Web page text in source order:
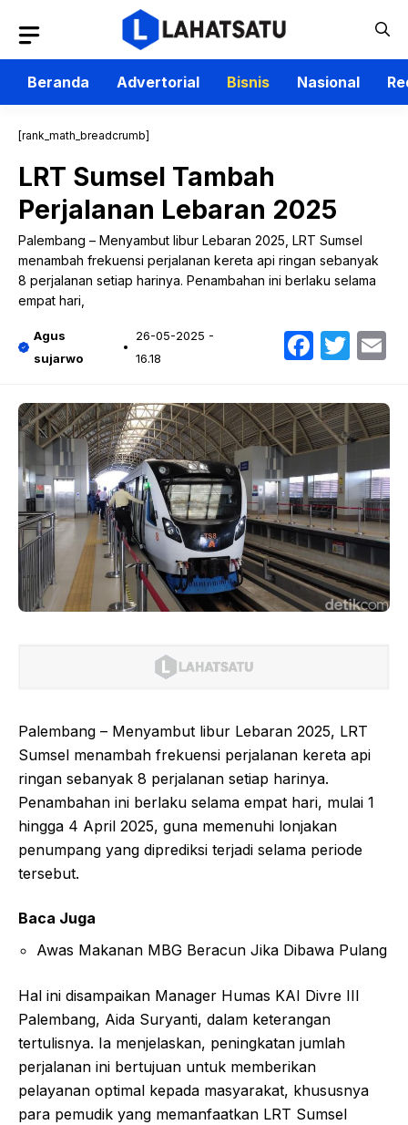
isi
Beranda
Advertorial Bisnis Nasional
[rank_math_breadcrumb]
LRT Sumsel Tambah
Perjalanan Lebaran 2025
Palembang – Menyambut libur Lebaran 2025, LRT Sumsel
menambah frekuensi perjalanan kereta api ringan sebanyak
8 perjalanan setiap harinya. Penambahan ini berlaku selama
empat hari,
Agus
sujarwo
26-05-2025 -
16.18
Palembang – Menyambut libur Lebaran 2025, LRT
Sumsel menambah frekuensi perjalanan kereta api
ringan sebanyak 8 perjalanan setiap harinya.
Penambahan ini berlaku selama empat hari, mulai 1
hingga 4 April 2025, guna memenuhi lonjakan
penumpang yang diprediksi terjadi selama periode
tersebut.
Baca Juga
Awas Makanan MBG Beracun Jika Dibawa Pulang
Hal ini disampaikan Manager Humas KAI Divre III
Palembang, Aida Suryanti, dalam keterangan
tertulisnya. Ia menjelaskan, peningkatan jumlah
perjalanan ini bertujuan untuk memberikan
pelayanan optimal kepada masyarakat, khususnya
para pemudik yang memanfaatkan LRT Sumsel